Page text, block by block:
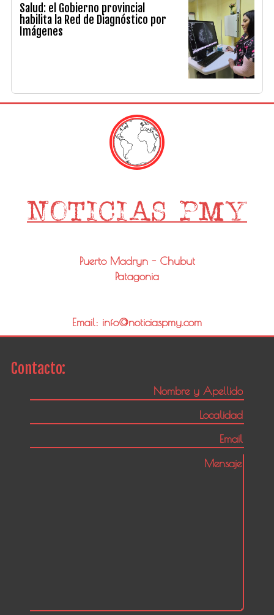
Salud: el Gobierno provincial
habilita la Red de Diagnóstico por
Imágenes
Puerto Madryn - Chubut
Patagonia
Email: info@noticiaspmy.com
Contacto: